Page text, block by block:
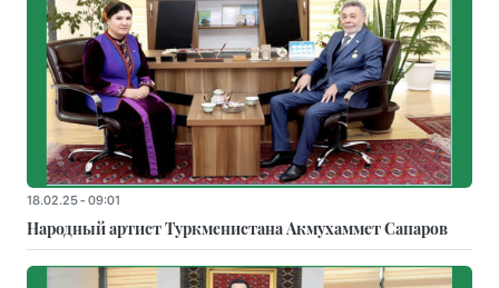
18.02.25 - 09:01
Народный артист Туркменистана Акмухаммет Сапаров